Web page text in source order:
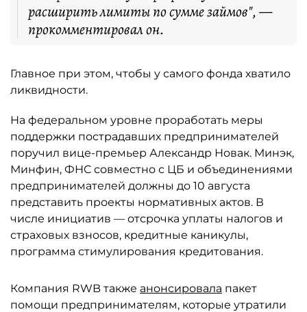
расширить лимиты по сумме займов", —
прокомментировал он.
Главное при этом, чтобы у самого фонда хватило
ликвидности.
На федеральном уровне проработать меры
поддержки пострадавших предпринимателей
поручил вице-премьер Александр Новак. Минэк,
Минфин, ФНС совместно с ЦБ и объединениями
предпринимателей должны до 10 августа
представить проекты нормативных актов. В
числе инициатив — отсрочка уплаты налогов и
страховых взносов, кредитные каникулы,
программа стимулирования кредитования.
Компания RWB также анонсировала пакет
помощи предпринимателям, которые утратили